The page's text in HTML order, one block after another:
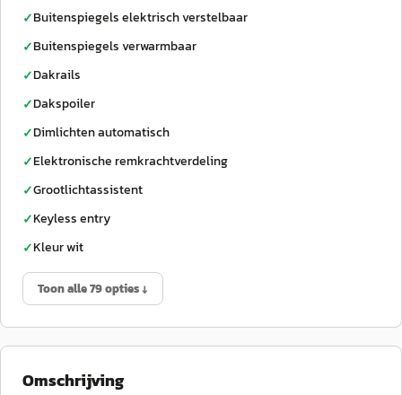
✓Buitenspiegels elektrisch verstelbaar
✓Buitenspiegels verwarmbaar
✓Dakrails
✓Dakspoiler
✓Dimlichten automatisch
✓Elektronische remkrachtverdeling
✓Grootlichtassistent
✓Keyless entry
✓Kleur wit
Toon alle 79 opties ↓
Omschrijving